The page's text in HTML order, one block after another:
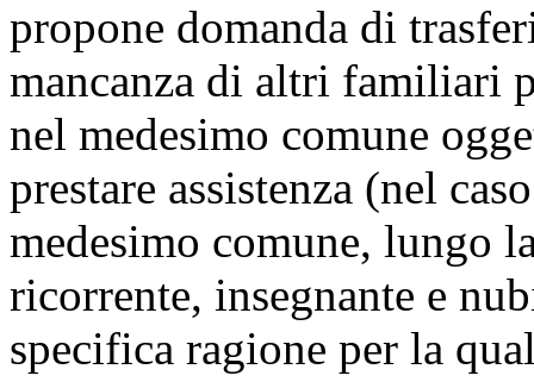
propone domanda di
mancanza di altri familiari
nel medesimo comune
prestare assistenza (nel
medesimo comune, lungo
ricorrente, insegnante e
specifica ragione per la